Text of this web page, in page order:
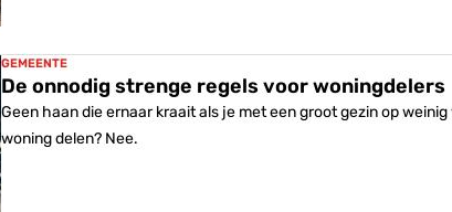
GEMEENTE
De onnodig strenge regels voor woningdelers
Geen haan die ernaar kraait als je met een groot gezin op
woning delen? Nee.